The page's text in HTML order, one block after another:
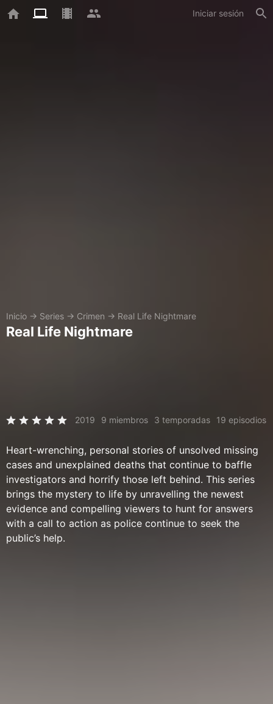
Iniciar sesión
Inicio → Series → Crimen → Real Life Nightmare
Real Life Nightmare
2019 9 miembros 3 temporadas 19 episodios
Heart-wrenching, personal stories of unsolved missing
cases and unexplained deaths that continue to baffle
investigators and horrify those left behind. This series
brings the mystery to life by unravelling the newest
evidence and compelling viewers to hunt for answers
with a call to action as police continue to seek the
public’s help.